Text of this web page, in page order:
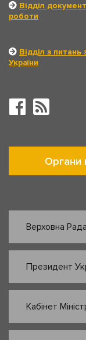
Відділ
роботи
Відділ з
України
Органи
Верховна
Президент
Кабінет